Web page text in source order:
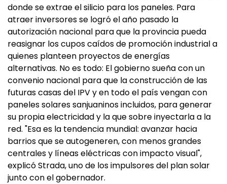
donde se extrae el silicio para los paneles. Para
atraer inversores se logró el año pasado la
autorización nacional para que la provincia pueda
reasignar los cupos caídos de promoción industrial a
quienes planteen proyectos de energías
alternativas. No es todo: El gobierno sueña con un
convenio nacional para que la construcción de las
futuras casas del IPV y en todo el país vengan con
paneles solares sanjuaninos incluidos, para generar
su propia electricidad y la que sobre inyectarla a la
red. "Esa es la tendencia mundial: avanzar hacia
barrios que se autogeneren, con menos grandes
centrales y líneas eléctricas con impacto visual",
explicó Strada, uno de los impulsores del plan solar
junto con el gobernador.